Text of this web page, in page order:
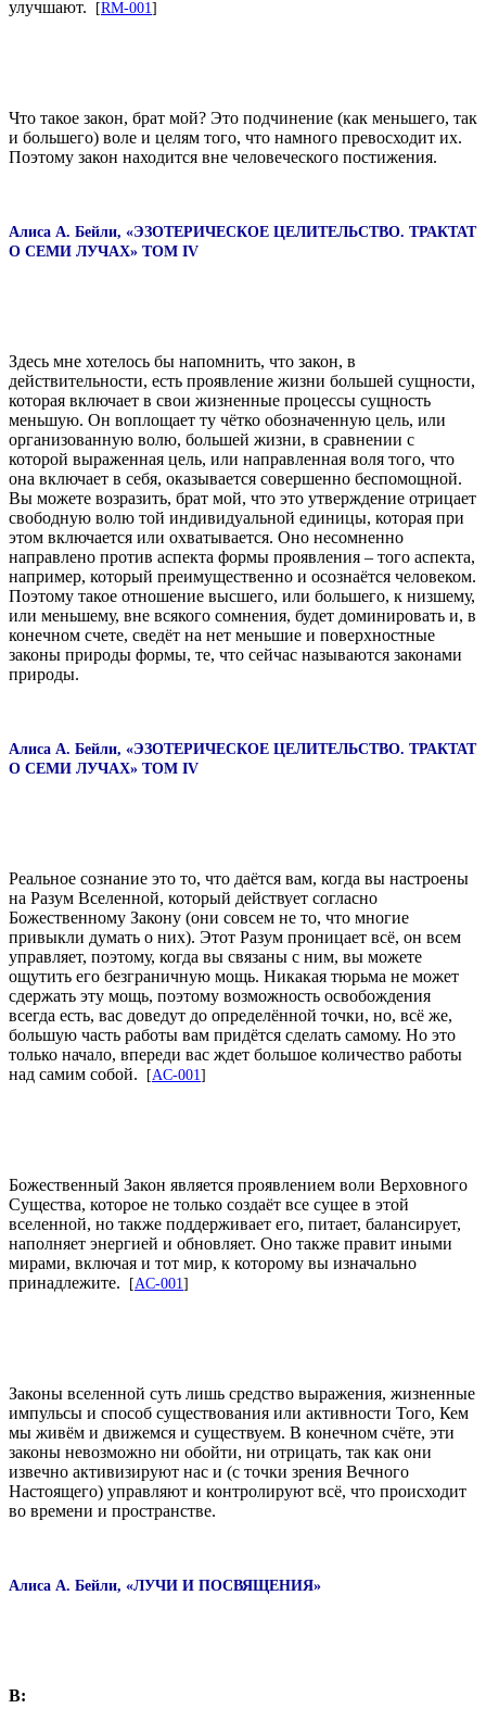
улучшают. [RM-001 ]
Что такое закон, брат мой? Это подчинение (как меньшего, так
и большего) воле и целям того, что намного превосходит их.
Поэтому закон находится вне человеческого постижения.
Алиса А. Бейли, «ЭЗОТЕРИЧЕСКОЕ ЦЕЛИТЕЛЬСТВО. ТРАКТАТ
О СЕМИ ЛУЧАХ» ТОМ IV
Здесь мне хотелось бы напомнить, что закон, в
действительности, есть проявление жизни большей сущности,
которая включает в свои жизненные процессы сущность
меньшую. Он воплощает ту чётко обозначенную цель, или
организованную волю, большей жизни, в сравнении с
которой выраженная цель, или направленная воля того, что
она включает в себя, оказывается совершенно беспомощной.
Вы можете возразить, брат мой, что это утверждение отрицает
свободную волю той индивидуальной единицы, которая при
этом включается или охватывается. Оно несомненно
направлено против аспекта формы проявления – того аспекта,
например, который преимущественно и осознаётся человеком.
Поэтому такое отношение высшего, или большего, к низшему,
или меньшему, вне всякого сомнения, будет доминировать и, в
конечном счете, сведёт на нет меньшие и поверхностные
законы природы формы, те, что сейчас называются законами
природы.
Алиса А. Бейли, «ЭЗОТЕРИЧЕСКОЕ ЦЕЛИТЕЛЬСТВО. ТРАКТАТ
О СЕМИ ЛУЧАХ» ТОМ IV
Реальное сознание это то, что даётся вам, когда вы настроены
на Разум Вселенной, который действует согласно
Божественному Закону (они совсем не то, что многие
привыкли думать о них). Этот Разум проницает всё, он всем
управляет, поэтому, когда вы связаны с ним, вы можете
ощутить его безграничную мощь. Никакая тюрьма не может
сдержать эту мощь, поэтому возможность освобождения
всегда есть, вас доведут до определённой точки, но, всё же,
большую часть работы вам придётся сделать самому. Но это
только начало, впереди вас ждет большое количество работы
над самим собой.
[AC-001 ]
Божественный Закон является проявлением воли Верховного
Существа, которое не только создаёт все сущее в этой
вселенной, но также поддерживает его, питает, балансирует,
наполняет энергией и обновляет. Оно также правит иными
мирами, включая и тот мир, к которому вы изначально
принадлежите.
[AC-001 ]
Законы вселенной суть лишь средство выражения, жизненные
импульсы и способ существования или активности Того, Кем
мы живём и движемся и существуем. В конечном счёте, эти
законы невозможно ни обойти, ни отрицать, так как они
извечно активизируют нас и (с точки зрения Вечного
Настоящего) управляют и контролируют всё, что происходит
во времени и пространстве.
Алиса А. Бейли, «ЛУЧИ И ПОСВЯЩЕНИЯ»
В: